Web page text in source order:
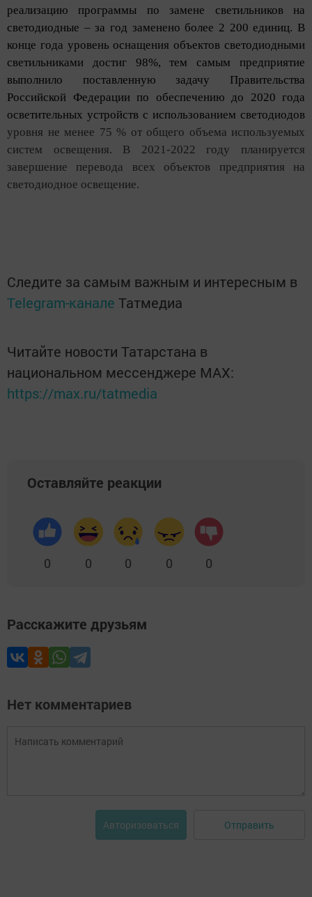
реализацию программы по замене светильников на
светодиодные – за год заменено более 2 200 единиц. В
конце года уровень оснащения объектов светодиодными
светильниками достиг 98%, тем самым предприятие
выполнило поставленную задачу Правительства
Российской Федерации по обеспечению до 2020 года
осветительных устройств с использованием светодиодов
уровня не менее 75 % от общего объема используемых
систем освещения. В 2021-2022 году планируется
завершение перевода всех объектов предприятия на
светодиодное освещение.
Следите за самым важным и интересным в
Telegram-канале Татмедиа
Читайте новости Татарстана в
национальном мессенджере MАХ:
https://max.ru/tatmedia
Оставляйте реакции
0 0 0 0 0
Расскажите друзьям
Нет комментариев
Авторизоваться Отправить